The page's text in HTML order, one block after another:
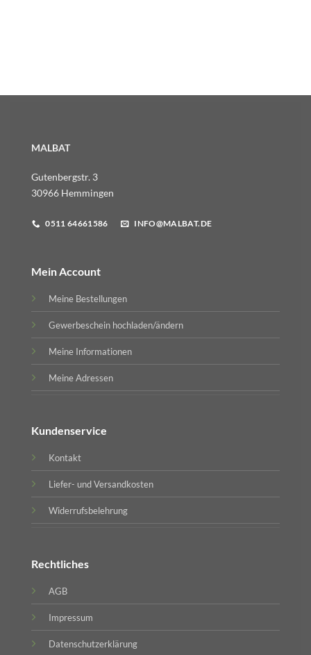
MALBAT
Gutenbergstr. 3
30966 Hemmingen
0511 64661586 INFO@MALBAT.DE
Mein Account
Meine Bestellungen
Gewerbeschein hochladen/ändern
Meine Informationen
Meine Adressen
Kundenservice
Kontakt
Liefer- und Versandkosten
Widerrufsbelehrung
Rechtliches
AGB
Impressum
Datenschutzerklärung